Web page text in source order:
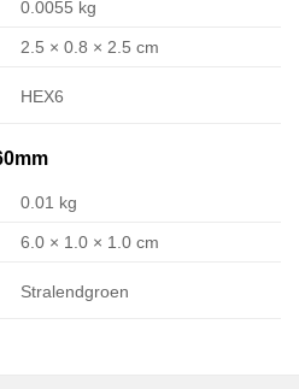
0.0055 kg
2.5 × 0.8 × 2.5 cm
HEX6
0.01 kg
6.0 × 1.0 × 1.0 cm
Stralendgroen